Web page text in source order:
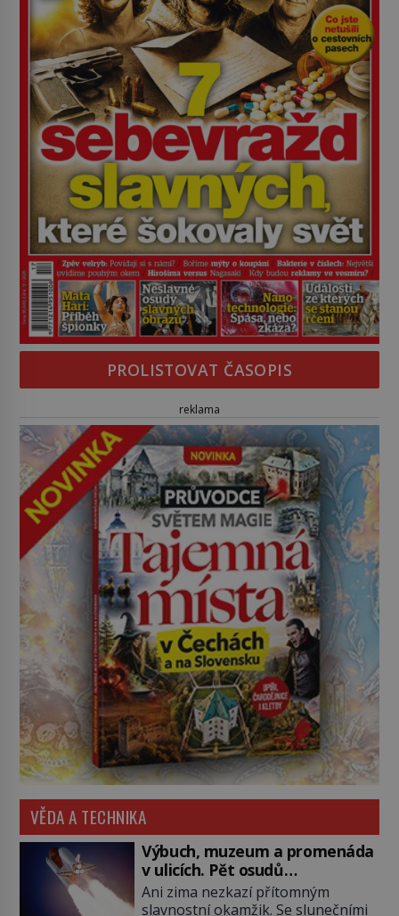
PROLISTOVAT ČASOPIS
reklama
VĚDA A TECHNIKA
Výbuch, muzeum a promenáda
v ulicích. Pět osudů
nejslavnějších raketoplánů
Ani zima nezkazí přítomným
slavnostní okamžik. Se slunečními